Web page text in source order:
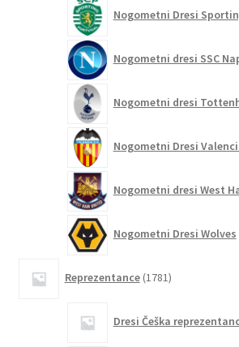
Nogometni Dresi
Nogometni dresi SSC
Nogometni dresi
Nogometni Dresi
Nogometni dresi West
Nogometni Dresi Wolves
Reprezentance 1781izdelkov
Dresi Češka